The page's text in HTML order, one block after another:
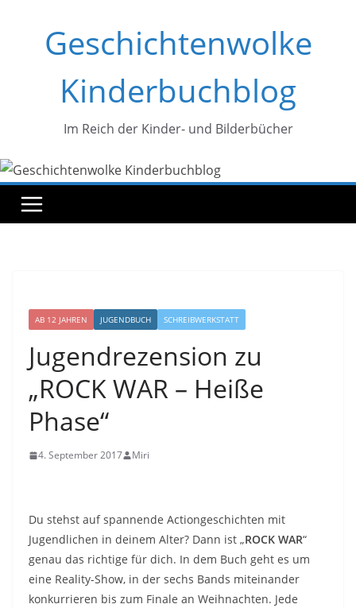
springenGeschichtenwolke
Kinderbuchblog
Im Reich der Kinder- und Bilderbücher
AB 12 JAHREN JUGENDBUCH SCHREIBWERKSTATT
Jugendrezension zu
„ROCK WAR – Heiße
Phase“
4. September 2017 Miri
Du stehst auf spannende Actiongeschichten mit
Jugendlichen in deinem Alter? Dann ist „ROCK WAR“
genau das richtige für dich. In dem Buch geht es um
eine Reality-Show, in der sechs Bands miteinander
konkurrieren bis zum Finale an Weihnachten. Jede